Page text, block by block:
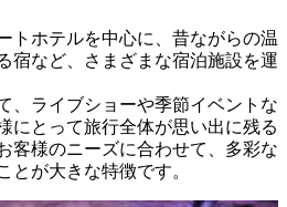
トホテルを中心に、昔ながらの温
宿など、さまざまな宿泊施設を運
、ライブショーや季節イベントな
にとって旅行全体が思い出に残る
客様のニーズに合わせて、多彩な
とが大きな特徴です。